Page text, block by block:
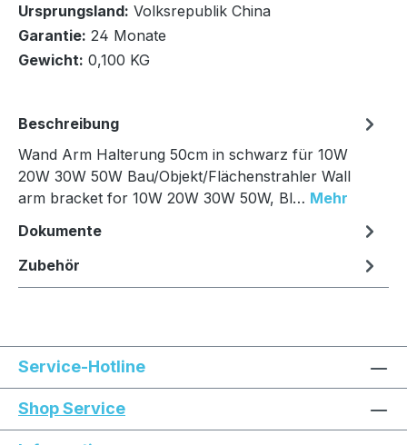
In den Warenkorb
Ursprungsland: Volksrepublik China
Garantie: 24 Monate
Gewicht: 0,100 KG
Beschreibung
Wand Arm Halterung 50cm in schwarz für 10W
20W 30W 50W Bau/Objekt/Flächenstrahler Wall
arm bracket for 10W 20W 30W 50W, Bl… Mehr
Dokumente
Zubehör
Service-Hotline
Shop Service